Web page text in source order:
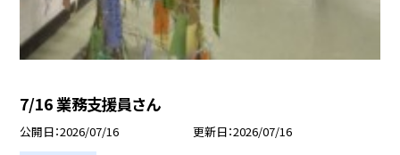
7/16 業務支援員さん
公開日 2026/07/16 更新日 2026/07/16